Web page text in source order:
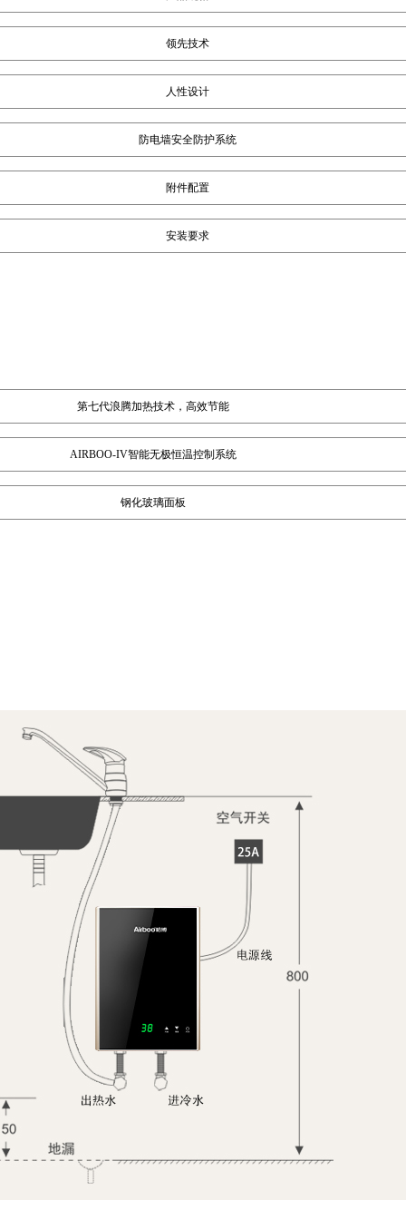
领先技术
人性设计
防电墙安全防护系统
附件配置
安装要求
第七代浪腾加热技术，高效节能
AIRBOO-IV智能无极恒温控制系统
钢化玻璃面板